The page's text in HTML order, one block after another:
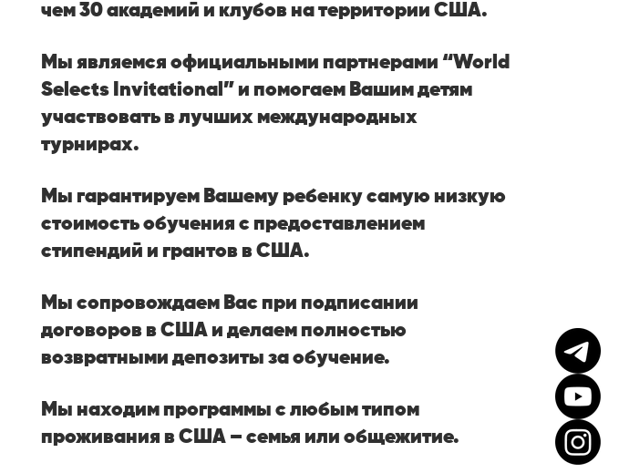
чем 30 академий и клубов на территории США.
Мы являемся официальными партнерами “World
Selects Invitational” и помогаем Вашим детям
участвовать в лучших международных
турнирах.
Мы гарантируем Вашему ребенку самую низкую
стоимость обучения с предоставлением
стипендий и грантов в США.
Мы сопровождаем Вас при подписании
договоров в США и делаем полностью
возвратными депозиты за обучение.
Мы находим программы с любым типом
проживания в США – семья или общежитие.